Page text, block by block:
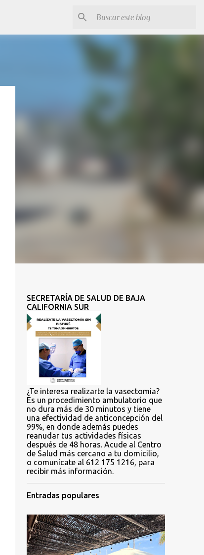
SECRETARÍA DE SALUD DE BAJA
CALIFORNIA SUR
¿Te interesa realizarte la vasectomía?
Es un procedimiento ambulatorio que
no dura más de 30 minutos y tiene
una efectividad de anticoncepción del
99%, en donde además puedes
reanudar tus actividades físicas
después de 48 horas. Acude al Centro
de Salud más cercano a tu domicilio,
o comunícate al 612 175 1216, para
recibir más información.
Entradas populares